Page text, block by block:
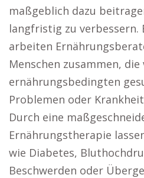
maßgeblich dazu
langfristig zu verbessern.
arbeiten
Menschen zusammen, die
ernährungsbedingten
Problemen oder
Durch eine
Ernährungstherapie
wie Diabetes,
Beschwerden oder